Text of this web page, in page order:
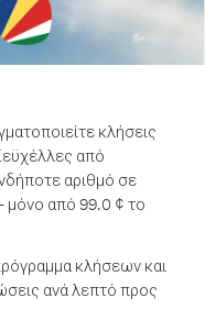
κλήσεις
από
αριθμό σε
μόνο από 99.0 ¢ το
κλήσεων και
ανά λεπτό προς